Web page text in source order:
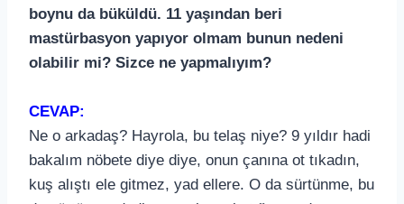
boynu da büküldü. 11 yaşından beri
mastürbasyon yapıyor olmam bunun nedeni
olabilir mi? Sizce ne yapmalıyım?
CEVAP:
Ne o arkadaş? Hayrola, bu telaş niye? 9 yıldır hadi
bakalım nöbete diye diye, onun çanına ot tıkadın,
kuş alıştı ele gitmez, yad ellere. O da sürtünme, bu